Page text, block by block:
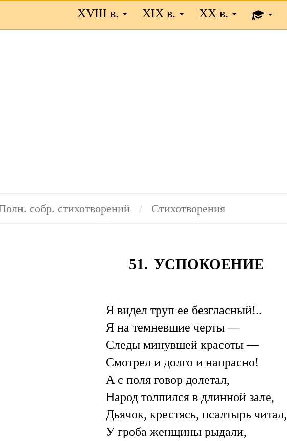
XVIII в. XIX в. XX в.
собр. стихотворений Стихотворения
51. УСПОКОЕНИЕ
Я видел труп ее безгласный!..
Я на темневшие черты —
Следы минувшей красоты —
Смотрел и долго и напрасно!
А с поля говор долетал,
Народ толпился в длинной зале,
Дьячок, крестясь, псалтырь читал,
У гроба женщины рыдали,